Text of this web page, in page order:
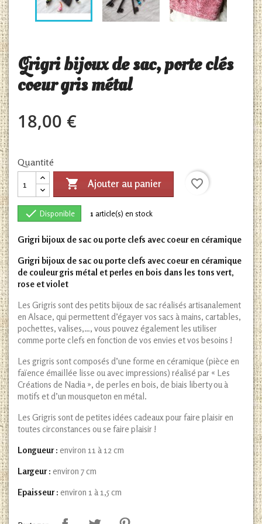
Grigri bijoux de sac, porte clés
coeur gris métal
18,00 €
Quantité
 Ajouter au panier favorite_border
 Disponible 1 article(s) en stock
Grigri bijoux de sac ou porte clefs avec coeur en céramique
Grigri bijoux de sac ou porte clefs avec coeur en céramique
de couleur gris métal et perles en bois dans les tons vert,
rose et violet
Les Grigris sont des petits bijoux de sac réalisés artisanalement
en Alsace, qui permettent d’égayer vos sacs à mains, cartables,
pochettes, valises,…, vous pouvez également les utiliser
comme porte clefs en fonction de vos envies et vos besoins !
Les grigris sont composés d’une forme en céramique (pièce en
faïence émaillée lisse ou avec impressions) réalisé par « Les
Créations de Nadia », de perles en bois, de biais liberty ou à
motifs et d’un mousqueton en métal.
Les Grigris sont de petites idées cadeaux pour faire plaisir en
toutes circonstances ou se faire plaisir !
Longueur : environ 11 à 12 cm
Largeur : environ 7 cm
Epaisseur : environ 1 à 1,5 cm